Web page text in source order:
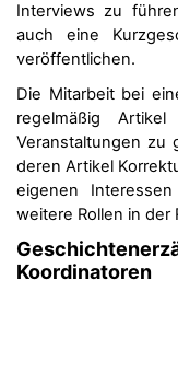
Interviews zu
auch eine
veröffentlichen.
Die Mitarbeit bei
regelmäßig
Veranstaltungen zu
deren Artikel
eigenen
weitere Rollen in der
Koordinatoren